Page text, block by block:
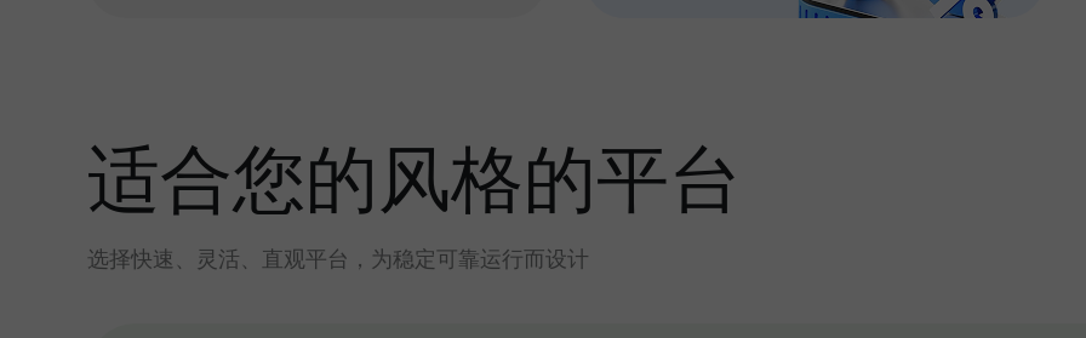
适合您的风格的平台
选择快速、灵活、直观平台，为稳定可靠运行而设计